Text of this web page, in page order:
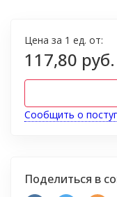
Цена за 1 ед. от:
117,80 руб.
Сообщить о
Поделиться в